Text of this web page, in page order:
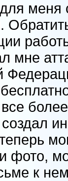
меня
мне
фото,
к